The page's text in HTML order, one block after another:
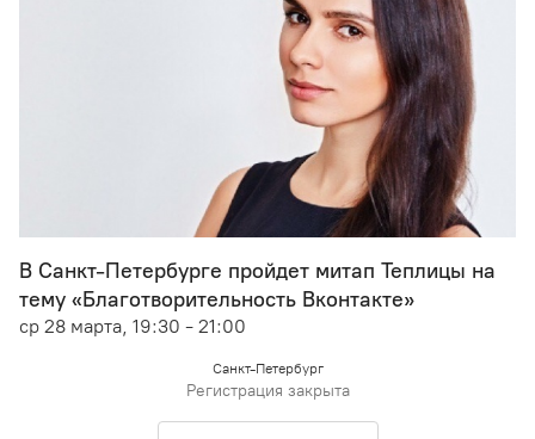
В Санкт-Петербурге пройдет митап Теплицы на
тему «Благотворительность Вконтакте»
ср 28 марта, 19:30 - 21:00
Санкт-Петербург
Регистрация закрыта